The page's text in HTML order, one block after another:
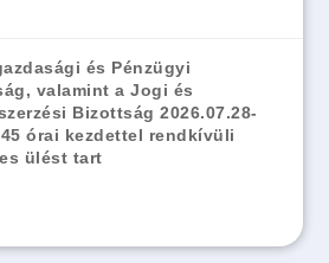
és Pénzügyi
valamint a Jogi és
Bizottság 2026.07.28-
órai kezdettel rendkívüli
ülést tart